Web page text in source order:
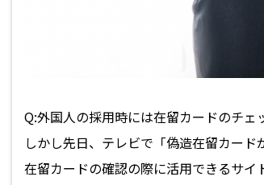
Q:外国人の採用時には在留カードのチェ
しかし先日、テレビで「偽造在留カード
在留カードの確認の際に活用できるサイ